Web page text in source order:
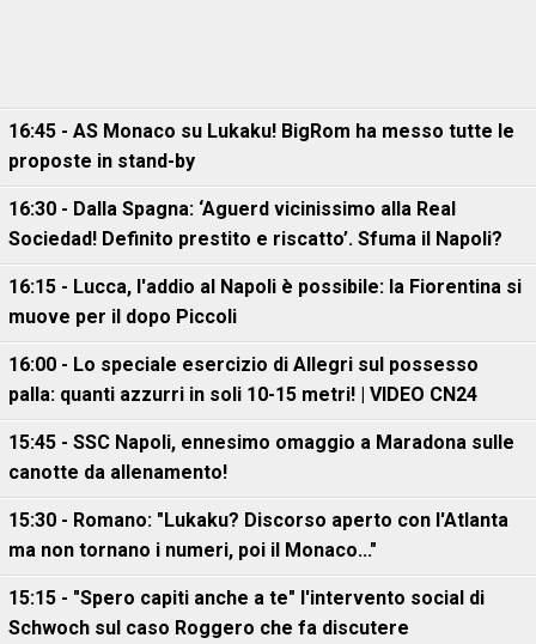
16:45 - AS Monaco su Lukaku! BigRom ha messo tutte le
proposte in stand-by
16:30 - Dalla Spagna: ‘Aguerd vicinissimo alla Real
Sociedad! Definito prestito e riscatto’. Sfuma il Napoli?
16:15 - Lucca, l'addio al Napoli è possibile: la Fiorentina si
muove per il dopo Piccoli
16:00 - Lo speciale esercizio di Allegri sul possesso
palla: quanti azzurri in soli 10-15 metri! | VIDEO CN24
15:45 - SSC Napoli, ennesimo omaggio a Maradona sulle
canotte da allenamento!
15:30 - Romano: "Lukaku? Discorso aperto con l'Atlanta
ma non tornano i numeri, poi il Monaco..."
15:15 - "Spero capiti anche a te" l'intervento social di
Schwoch sul caso Roggero che fa discutere